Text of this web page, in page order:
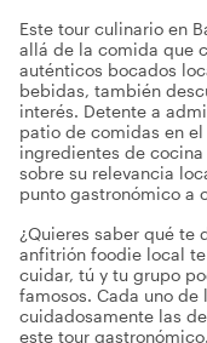
Este tour culinario en
allá de la comida que
auténticos bocados
bebidas, también
interés. Detente a
patio de comidas en
ingredientes de cocina
sobre su relevancia
punto gastronómico a
¿Quieres saber qué te
anfitrión foodie local
cuidar, tú y tu grupo
famosos. Cada uno
cuidadosamente las
este tour